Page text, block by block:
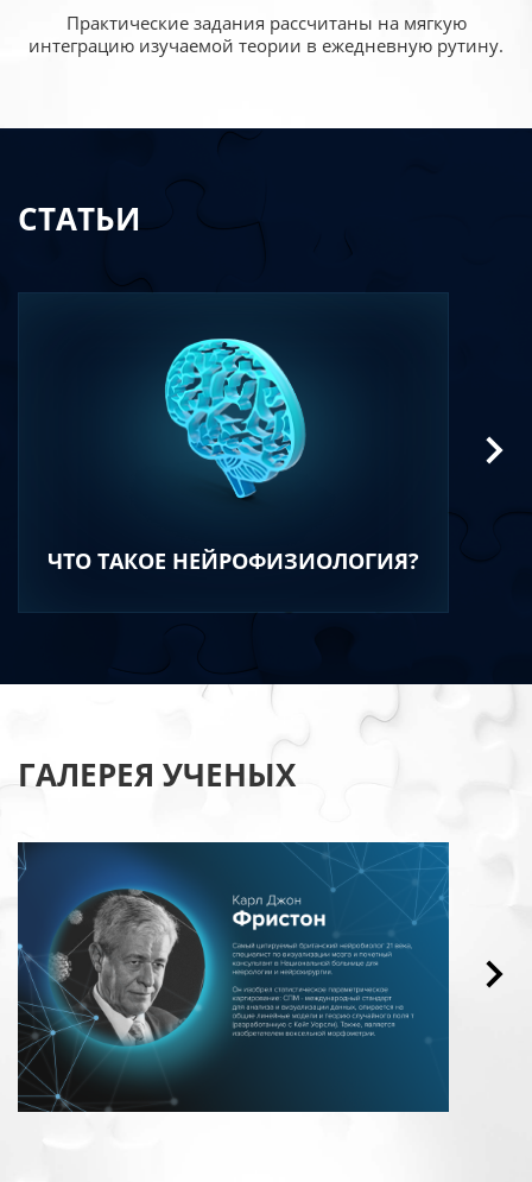
Практические задания рассчитаны на мягкую
интеграцию изучаемой теории в ежедневную рутину.
СТАТЬИ
ЧТО ТАКОЕ НЕЙРОФИЗИОЛОГИЯ?
ГАЛЕРЕЯ УЧЕНЫХ